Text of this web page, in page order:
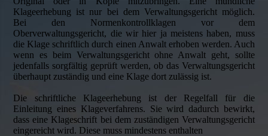
Klageerhebung ist nur bei dem Verwaltungsgericht möglich.
Bei den Normenkontrollklagen vor dem
Oberverwaltungsgericht, die wir hier ja meistens haben, muss
die Klage schriftlich durch einen Anwalt erhoben werden. Auch
wenn es beim Verwaltungsgericht ohne Anwalt geht, sollte
jedenfalls sorgfältig geprüft werden, ob das Verwaltungsgericht
überhaupt zuständig und eine Klage dort zulässig ist.
Die schriftliche Klageerhebung ist der Regelfall für die
Einleitung eines Klageverfahrens. Sie wird dadurch bewirkt,
dass eine Klageschrift bei dem zuständigen Verwaltungsgericht
eingereicht wird. Diese muss mindestens enthalten